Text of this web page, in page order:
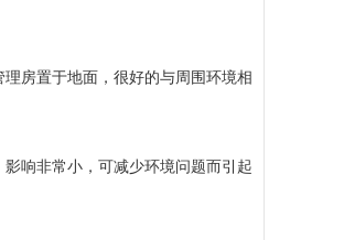
房置于地面，很好的与周围环境相
响非常小，可减少环境问题而引起